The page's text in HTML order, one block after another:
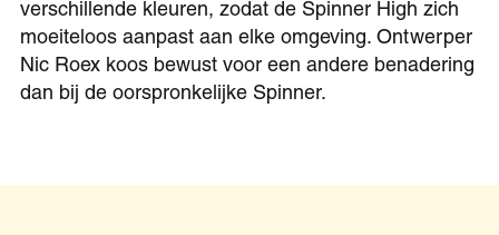
verschillende kleuren, zodat de Spinner High zich
moeiteloos aanpast aan elke omgeving. Ontwerper
Nic Roex koos bewust voor een andere benadering
dan bij de oorspronkelijke Spinner.